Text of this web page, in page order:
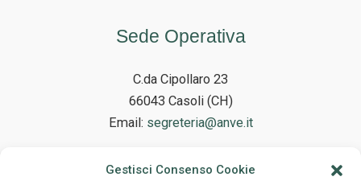
Gestisci Consenso Cookie
Sede Operativa
C.da Cipollaro 23
66043 Casoli (CH)
Email: segreteria@anve.it